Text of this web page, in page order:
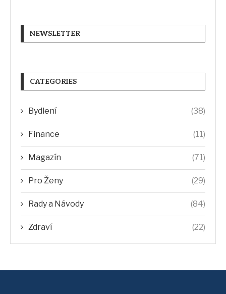
NEWSLETTER
CATEGORIES
Bydlení (38)
Finance (11)
Magazín (71)
Pro Ženy (29)
Rady a Návody (84)
Zdraví (22)